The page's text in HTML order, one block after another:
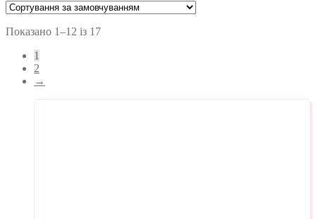
Показано 1–12 із 17
1
2
→